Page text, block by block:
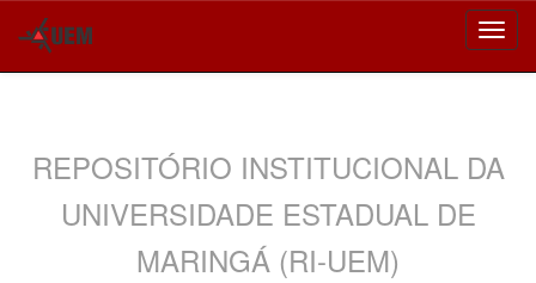
REPOSITÓRIO INSTITUCIONAL DA
UNIVERSIDADE ESTADUAL DE
MARINGÁ (RI-UEM)